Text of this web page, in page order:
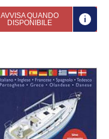
AVVISA QUANDO
DISPONIBILE